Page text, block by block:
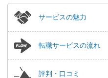
サービスの魅力
転職サービスの流れ
評判・口コミ